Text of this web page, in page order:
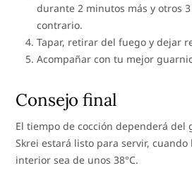
durante 2 minutos más y otros
contrario.
Tapar, retirar del fuego y dejar
Acompañar con tu mejor
Consejo final
El tiempo de cocción dependerá del
Skrei estará listo para servir,
interior sea de unos 38°C.